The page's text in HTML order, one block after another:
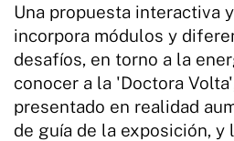
Una propuesta interactiva
incorpora módulos y
desafíos, en torno a la
conocer a la 'Doctora
presentado en realidad
de guía de la exposición, y